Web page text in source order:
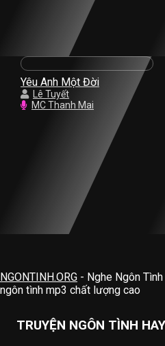
Yêu Anh Một Đời
Lê Tuyết
MC Thanh Mai
NGONTINH.ORG - Nghe Ngôn
ngôn tình mp3 chất lượng cao
TRUYỆN NGÔN TÌNH HAY